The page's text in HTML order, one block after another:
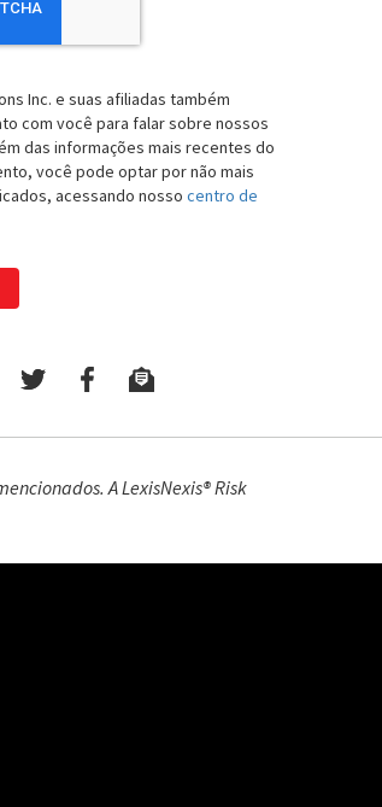
Inc. e suas afiliadas também
com você para falar sobre nossos
das informações mais recentes do
você pode optar por não mais
acessando nosso centro de
A LexisNexis® Risk